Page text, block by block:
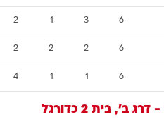
ב', בית 2 כדורגל
2
מש נצ ת